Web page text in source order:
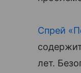
Спрей
лет.